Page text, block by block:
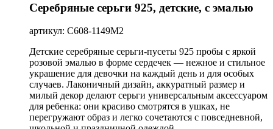
Серебряные серьги 925, детские, с эмалью
артикул: С608-1149М2
Детские серебряные серьги-пусеты 925 пробы с яркой
розовой эмалью в форме сердечек — нежное и стильное
украшение для девочки на каждый день и для особых
случаев. Лаконичный дизайн, аккуратный размер и
милый декор делают серьги универсальным аксессуаром
для ребенка: они красиво смотрятся в ушках, не
перегружают образ и легко сочетаются с повседневной,